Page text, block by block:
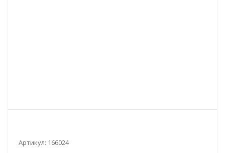
Артикул: 166024